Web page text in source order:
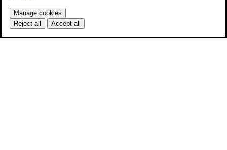
Manage cookies
Reject all
Accept all